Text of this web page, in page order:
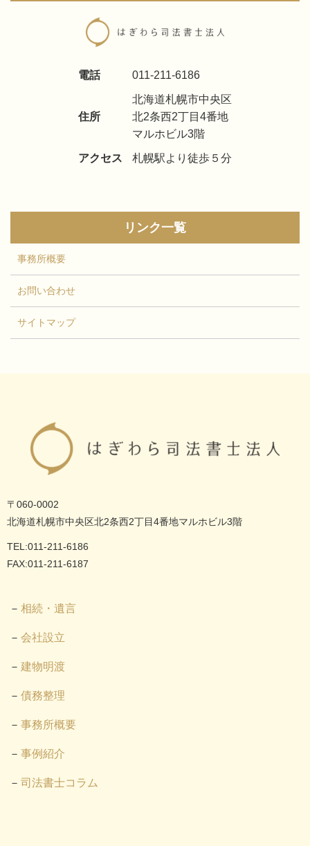
電話 011-211-6186
住所
北海道札幌市中央区
北2条西2丁目4番地
マルホビル3階
アクセス 札幌駅より徒歩５分
リンク一覧
事務所概要
お問い合わせ
サイトマップ
〒060-0002
北海道札幌市中央区北2条西2丁目4番地マルホビル3階
TEL:011-211-6186
FAX:011-211-6187
相続・遺言
会社設立
建物明渡
債務整理
事務所概要
事例紹介
司法書士コラム